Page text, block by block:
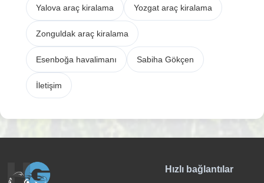
Yalova araç kiralama Yozgat araç kiralama
Zonguldak araç kiralama
Esenboğa havalimanı Sabiha Gökçen
İletişim
Hızlı bağlantılar